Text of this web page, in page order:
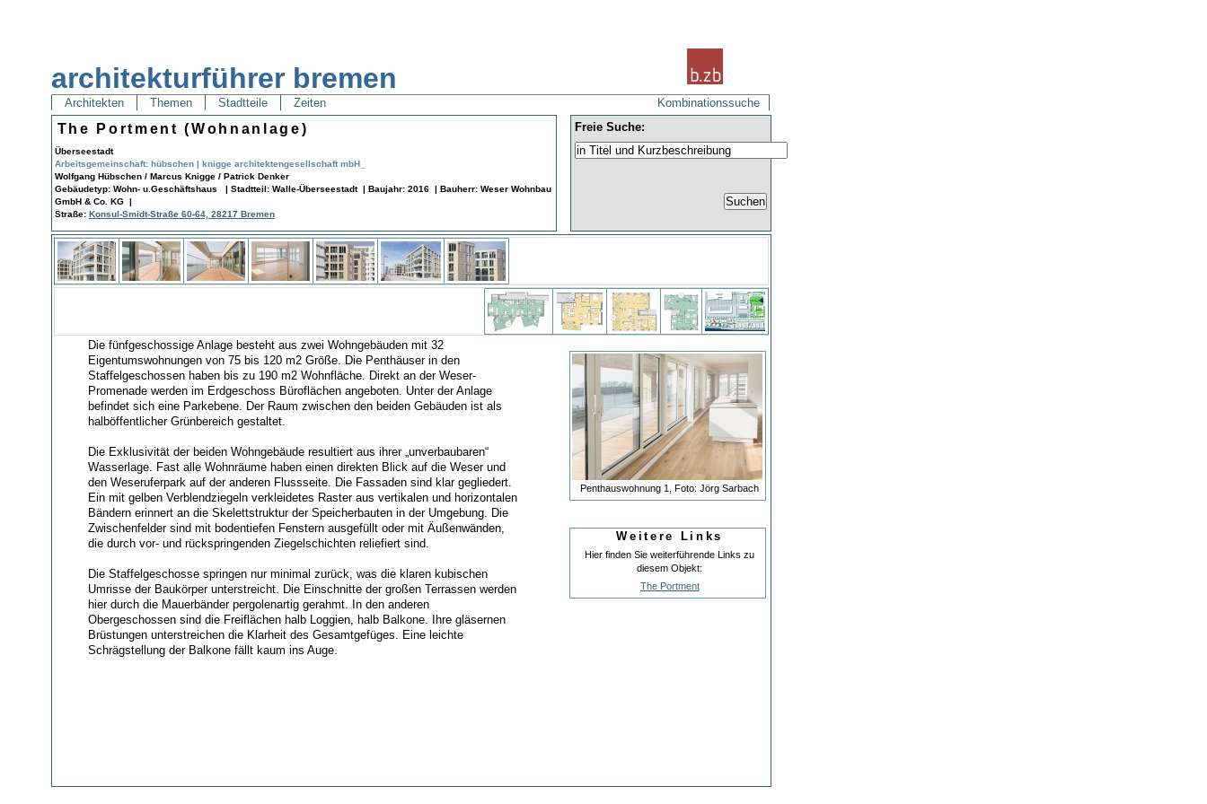
architekturführer bremen
Architekten Themen Stadtteile Zeiten Kombinationssuche
The Portment (Wohnanlage)
Überseestadt
Arbeitsgemeinschaft: hübschen | knigge architektengesellschaft mbH_
Wolfgang Hübschen / Marcus Knigge / Patrick Denker
Gebäudetyp: Wohn- u.Geschäftshaus | Stadtteil: Walle-Überseestadt | Baujahr: 2016 | Bauherr: Weser Wohnbau
GmbH & Co. KG |
Straße: Konsul-Smidt-Straße 60-64, 28217 Bremen
Freie Suche:
Penthauswohnung 1, Foto: Jörg Sarbach
Weitere Links
Hier finden Sie weiterführende Links zu
diesem Objekt:
The Portment
Die fünfgeschossige Anlage besteht aus zwei Wohngebäuden mit 32
Eigentumswohnungen von 75 bis 120 m2 Größe. Die Penthäuser in den
Staffelgeschossen haben bis zu 190 m2 Wohnfläche. Direkt an der Weser-
Promenade werden im Erdgeschoss Büroflächen angeboten. Unter der Anlage
befindet sich eine Parkebene. Der Raum zwischen den beiden Gebäuden ist als
halböffentlicher Grünbereich gestaltet.
Die Exklusivität der beiden Wohngebäude resultiert aus ihrer „unverbaubaren“
Wasserlage. Fast alle Wohnräume haben einen direkten Blick auf die Weser und
den Weseruferpark auf der anderen Flussseite. Die Fassaden sind klar gegliedert.
Ein mit gelben Verblendziegeln verkleidetes Raster aus vertikalen und horizontalen
Bändern erinnert an die Skelettstruktur der Speicherbauten in der Umgebung. Die
Zwischenfelder sind mit bodentiefen Fenstern ausgefüllt oder mit Äußenwänden,
die durch vor- und rückspringenden Ziegelschichten reliefiert sind.
Die Staffelgeschosse springen nur minimal zurück, was die klaren kubischen
Umrisse der Baukörper unterstreicht. Die Einschnitte der großen Terrassen werden
hier durch die Mauerbänder pergolenartig gerahmt. In den anderen
Obergeschossen sind die Freiflächen halb Loggien, halb Balkone. Ihre gläsernen
Brüstungen unterstreichen die Klarheit des Gesamtgefüges. Eine leichte
Schrägstellung der Balkone fällt kaum ins Auge.